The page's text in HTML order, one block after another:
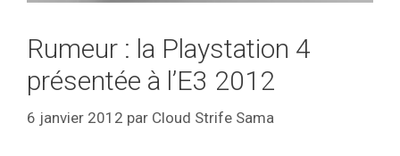
Rumeur : la Playstation 4
présentée à l’E3 2012
6 janvier 2012 par Cloud Strife Sama